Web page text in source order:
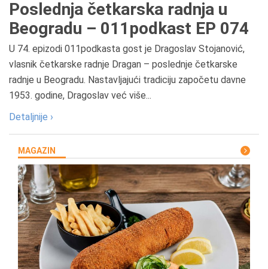
Poslednja četkarska radnja u
Beogradu – 011podkast EP 074
U 74. epizodi 011podkasta gost je Dragoslav Stojanović,
vlasnik četkarske radnje Dragan – poslednje četkarske
radnje u Beogradu. Nastavljajući tradiciju započetu davne
1953. godine, Dragoslav već više...
Detaljnije ›
MAGAZIN